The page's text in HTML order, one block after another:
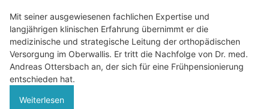
Mit seiner ausgewiesenen fachlichen Expertise und
langjährigen klinischen Erfahrung übernimmt er die
medizinische und strategische Leitung der orthopädischen
Versorgung im Oberwallis. Er tritt die Nachfolge von Dr. med.
Andreas Ottersbach an, der sich für eine Frühpensionierung
entschieden hat.
Weiterlesen